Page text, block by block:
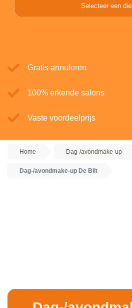
Selecteer een
Gratis annuleren
100% erkende salons
Vaste voordeelprijs
Home Dag-/avondmake-up
Dag-/avondmake-up De Bilt